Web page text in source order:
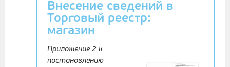
Внесение сведений в
Торговый реестр:
магазин
Приложение 2 к
постановлению